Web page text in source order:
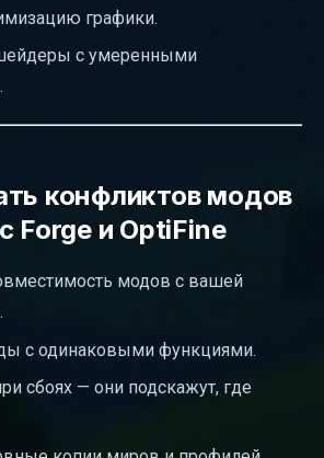
графики.
с умеренными
конфликтов модов
Forge и OptiFine
модов с вашей
с одинаковыми функциями.
сбоях — они подскажут, где